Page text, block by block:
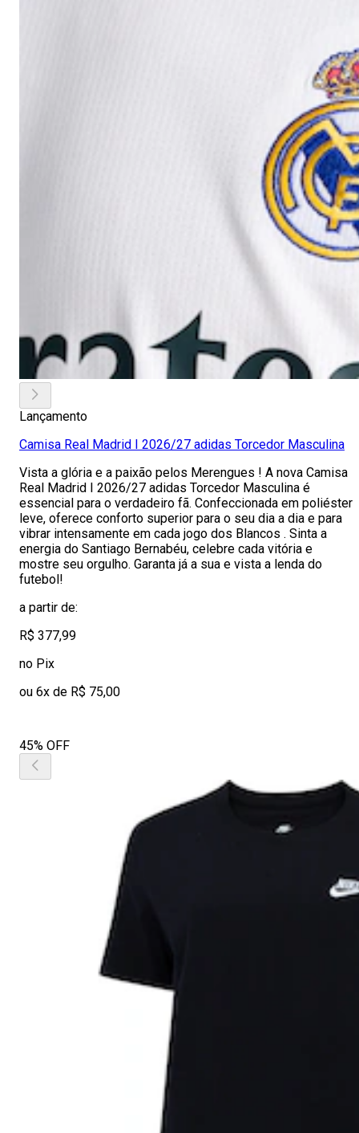
Lançamento
Camisa Real Madrid I 2026/27 adidas Torcedor Masculina
Vista a glória e a paixão pelos Merengues ! A nova Camisa
Real Madrid I 2026/27 adidas Torcedor Masculina é
essencial para o verdadeiro fã. Confeccionada em poliéster
leve, oferece conforto superior para o seu dia a dia e para
vibrar intensamente em cada jogo dos Blancos . Sinta a
energia do Santiago Bernabéu, celebre cada vitória e
mostre seu orgulho. Garanta já a sua e vista a lenda do
futebol!
a partir de:
R$ 377,99
no Pix
ou 6x de R$ 75,00
45% OFF